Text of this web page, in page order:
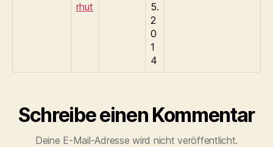
rhut
5.
2
0
1
4
Schreibe einen Kommentar
Deine E-Mail-Adresse wird nicht veröffentlicht.